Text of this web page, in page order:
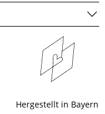
Hergestellt in Bayern